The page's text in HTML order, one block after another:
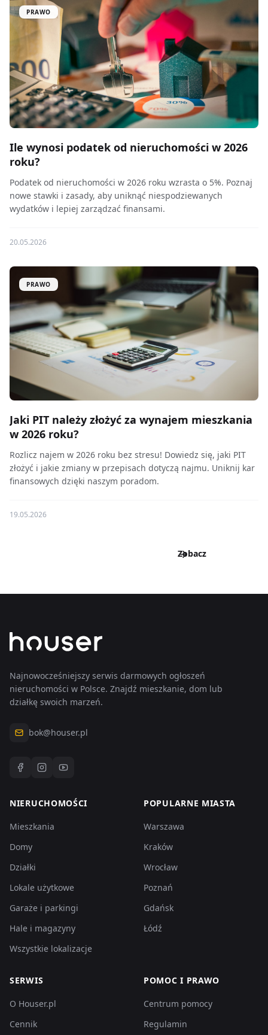
PRAWO
Ile wynosi podatek od nieruchomości w 2026
roku?
Podatek od nieruchomości w 2026 roku wzrasta o 5%. Poznaj
nowe stawki i zasady, aby uniknąć niespodziewanych
wydatków i lepiej zarządzać finansami.
20.05.2026
PRAWO
Jaki PIT należy złożyć za wynajem mieszkania
w 2026 roku?
Rozlicz najem w 2026 roku bez stresu! Dowiedz się, jaki PIT
złożyć i jakie zmiany w przepisach dotyczą najmu. Uniknij kar
finansowych dzięki naszym poradom.
19.05.2026
Zobacz
wszystkie
Najnowocześniejszy serwis darmowych ogłoszeń
nieruchomości w Polsce. Znajdź mieszkanie, dom lub
działkę swoich marzeń.
bok@houser.pl
NIERUCHOMOŚCI
Mieszkania
Domy
Działki
Lokale użytkowe
Garaże i parkingi
Hale i magazyny
Wszystkie lokalizacje
POPULARNE MIASTA
Warszawa
Kraków
Wrocław
Poznań
Gdańsk
Łódź
SERWIS
O Houser.pl
Cennik
POMOC I PRAWO
Centrum pomocy
Regulamin